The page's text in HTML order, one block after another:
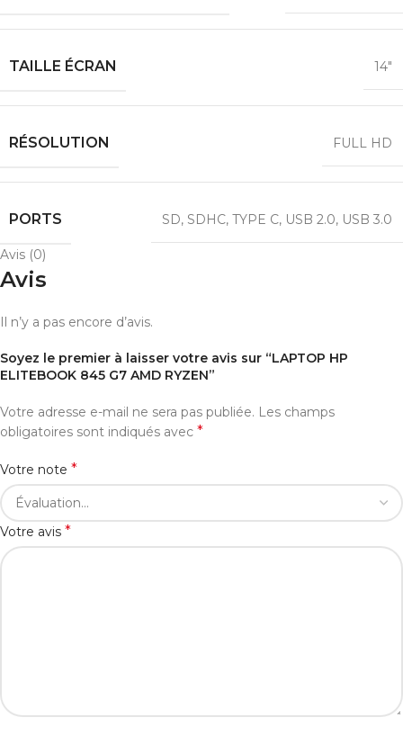
TAILLE ÉCRAN 14″
RÉSOLUTION FULL HD
PORTS SD, SDHC, TYPE C, USB 2.0, USB 3.0
Avis (0)
Avis
Il n’y a pas encore d’avis.
Soyez le premier à laisser votre avis sur “LAPTOP HP
ELITEBOOK 845 G7 AMD RYZEN”
Votre adresse e-mail ne sera pas publiée. Les champs
obligatoires sont indiqués avec *
Votre note *
Votre avis *